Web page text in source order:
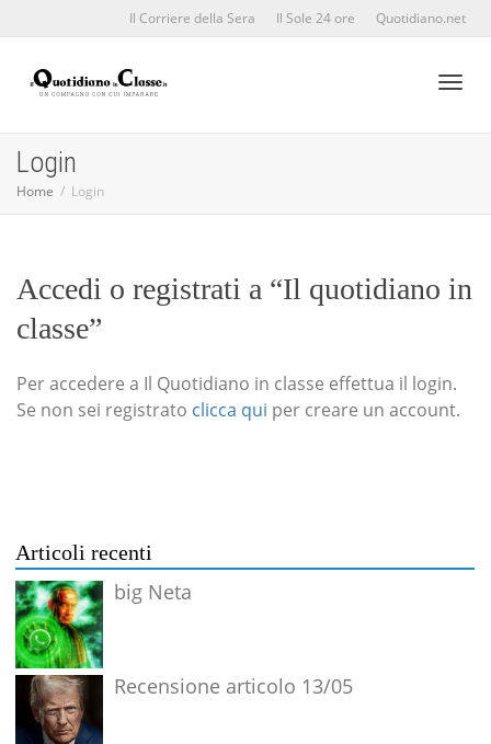
Il Corriere della Sera Il Sole 24 ore Quotidiano.net
Login
Home Login
Accedi o registrati a “Il quotidiano in
classe”
Per accedere a Il Quotidiano in classe effettua il login.
Se non sei registrato clicca qui per creare un account.
Articoli recenti
big Neta
Recensione articolo 13/05